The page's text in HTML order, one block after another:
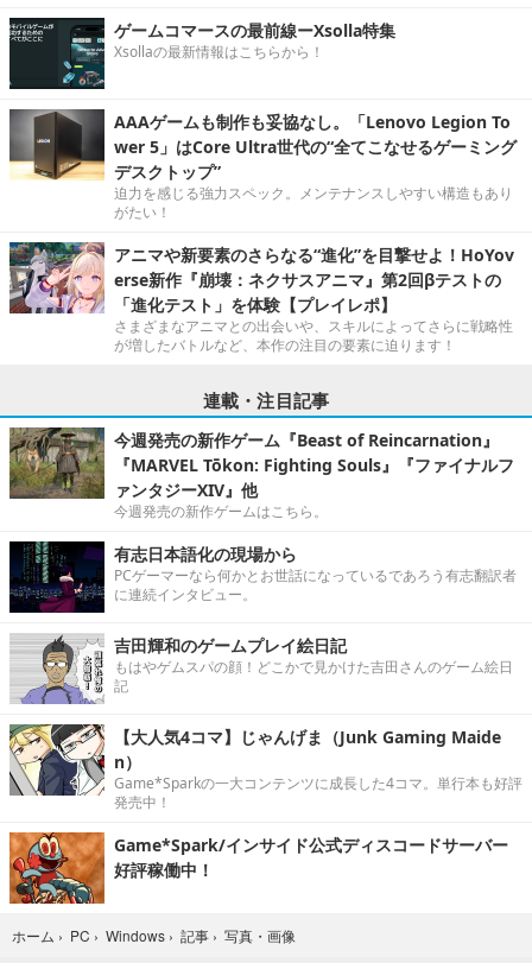
ゲームコマースの最前線ーXsolla特集
Xsollaの最新情報はこちらから！
AAAゲームも制作も妥協なし。「Lenovo Legion To
wer 5」はCore Ultra世代の“全てこなせるゲーミング
デスクトップ”
迫力を感じる強力スペック。メンテナンスしやすい構造もあり
がたい！
アニマや新要素のさらなる“進化”を目撃せよ！HoYov
erse新作『崩壊：ネクサスアニマ』第2回βテストの
「進化テスト」を体験【プレイレポ】
さまざまなアニマとの出会いや、スキルによってさらに戦略性
が増したバトルなど、本作の注目の要素に迫ります！
連載・注目記事
今週発売の新作ゲーム『Beast of Reincarnation』
『MARVEL Tōkon: Fighting Souls』『ファイナルフ
ァンタジーXIV』他
今週発売の新作ゲームはこちら。
有志日本語化の現場から
PCゲーマーなら何かとお世話になっているであろう有志翻訳者
に連続インタビュー。
吉田輝和のゲームプレイ絵日記
もはやゲムスパの顔！どこかで見かけた吉田さんのゲーム絵日
記
【大人気4コマ】じゃんげま（Junk Gaming Maide
n）
Game*Sparkの一大コンテンツに成長した4コマ。単行本も好評
発売中！
Game*Spark/インサイド公式ディスコードサーバー
好評稼働中！
ホーム › PC › Windows › 記事 › 写真・画像